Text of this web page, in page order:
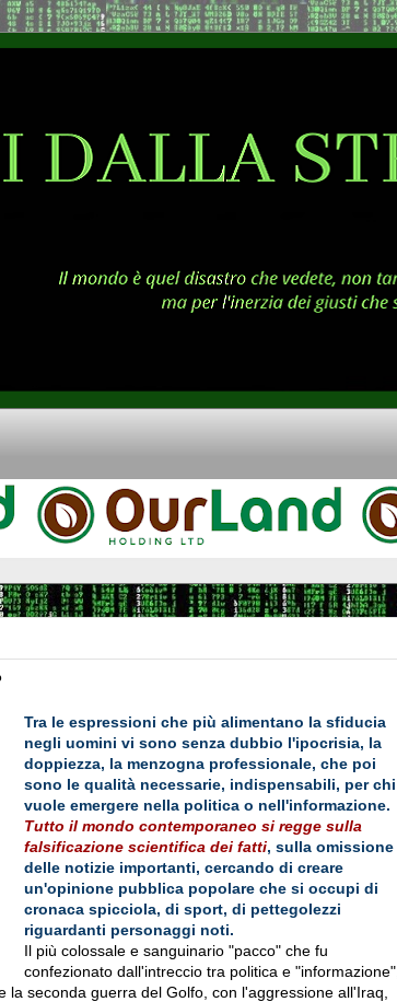
Tra le espressioni che più alimentano la sfiducia
negli uomini vi sono senza dubbio l'ipocrisia, la
doppiezza, la menzogna professionale, che poi
sono le qualità necessarie, indispensabili, per chi
vuole emergere nella politica o nell'informazione.
Tutto il mondo contemporaneo si regge sulla
falsificazione scientifica dei fatti, sulla omissione
delle notizie importanti, cercando di creare
un'opinione pubblica popolare che si occupi di
cronaca spicciola, di sport, di pettegolezzi
riguardanti personaggi noti.
Il più colossale e sanguinario "pacco" che fu
confezionato dall'intreccio tra politica e "informazione",
seconda guerra del Golfo, con l'aggressione all'Iraq,